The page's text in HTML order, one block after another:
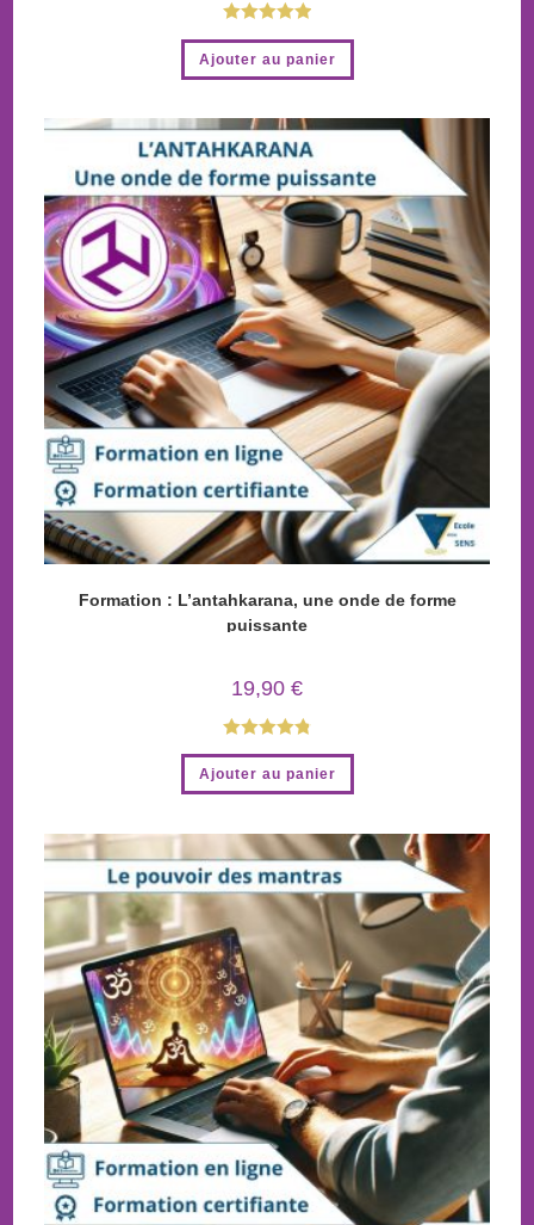
Note5.00
sur 5
Ajouter au panier
Formation : L’antahkarana, une onde de forme
puissante
19,90 €
Note4.88
sur 5
Ajouter au panier